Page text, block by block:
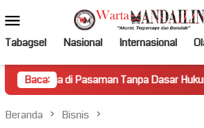
ke
kontenMobile
Tabagsel Nasional Internasional
Baca:Tanpa Dasar Hukum Picu
Beranda Bisnis